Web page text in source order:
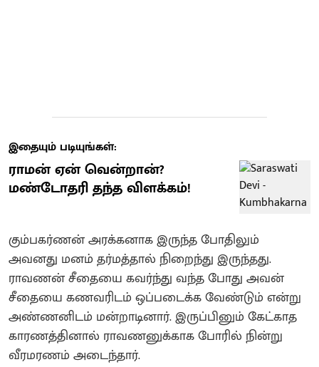
இதையும் படியுங்கள்:
ராமன் ஏன் வென்றான்?
மண்டோதரி தந்த விளக்கம்!
கும்பகர்ணன் அரக்கனாக இருந்த போதிலும்
அவனது மனம் தர்மத்தால் நிறைந்து இருந்தது.
ராவணன் சீதையை கவர்ந்து வந்த போது அவன்
சீதையை கணவரிடம் ஒப்படைக்க வேண்டும் என்று
அண்ணனிடம் மன்றாடினார். இருப்பினும் கேட்காத
காரணத்தினால் ராவணனுக்காக போரில் நின்று
வீரமரணம் அடைந்தார்.